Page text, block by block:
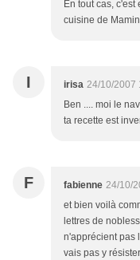
En tout cas,
cuisine de
I irisa 24/10/2007
Ben .... moi le
ta recette est
F fabienne 24/10/
et bien voilà
lettres de
n'apprécient pas
vais pas y